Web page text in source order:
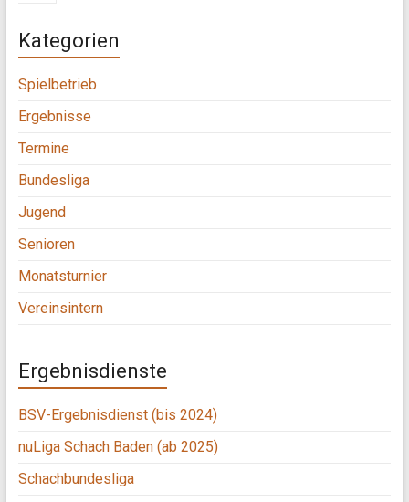
Kategorien
Spielbetrieb
Ergebnisse
Termine
Bundesliga
Jugend
Senioren
Monatsturnier
Vereinsintern
Ergebnisdienste
BSV-Ergebnisdienst (bis 2024)
nuLiga Schach Baden (ab 2025)
Schachbundesliga